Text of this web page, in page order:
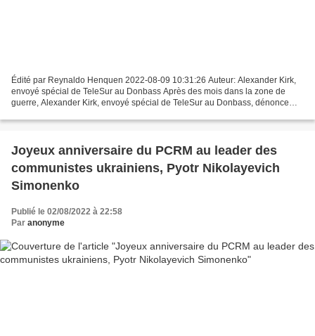
Édité par Reynaldo Henquen 2022-08-09 10:31:26 Auteur: Alexander Kirk,
envoyé spécial de TeleSur au Donbass Après des mois dans la zone de
guerre, Alexander Kirk, envoyé spécial de TeleSur au Donbass, dénonce
Joyeux anniversaire du PCRM au leader des
communistes ukrainiens, Pyotr Nikolayevich
Simonenko
Publié le 02/08/2022 à 22:58
Par anonyme